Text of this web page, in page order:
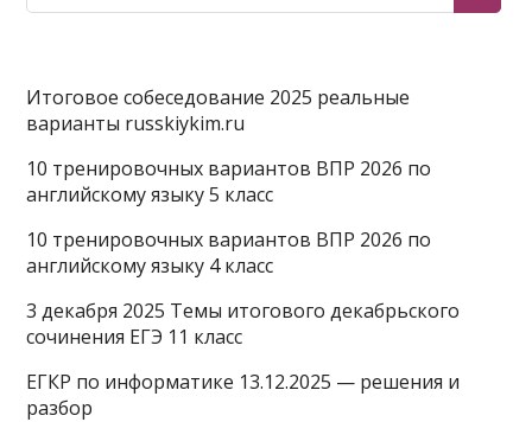
Итоговое собеседование 2025 реальные
варианты russkiykim.ru
10 тренировочных вариантов ВПР 2026 по
английскому языку 5 класс
10 тренировочных вариантов ВПР 2026 по
английскому языку 4 класс
3 декабря 2025 Темы итогового декабрьского
сочинения ЕГЭ 11 класс
ЕГКР по информатике 13.12.2025 — решения и
разбор